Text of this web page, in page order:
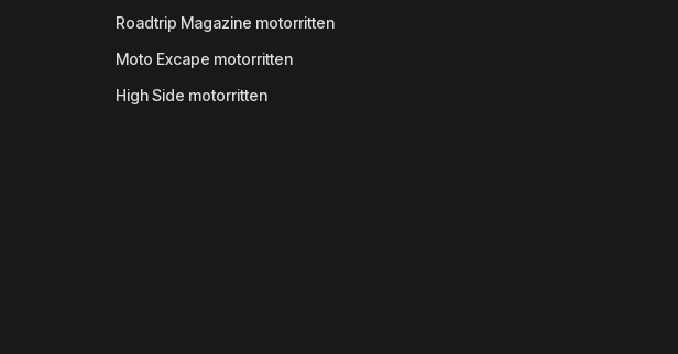
Roadtrip Magazine motorritten
Moto Excape motorritten
High Side motorritten